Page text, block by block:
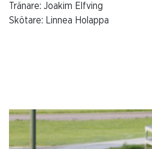
Tränare: Joakim Elfving
Skötare: Linnea Holappa